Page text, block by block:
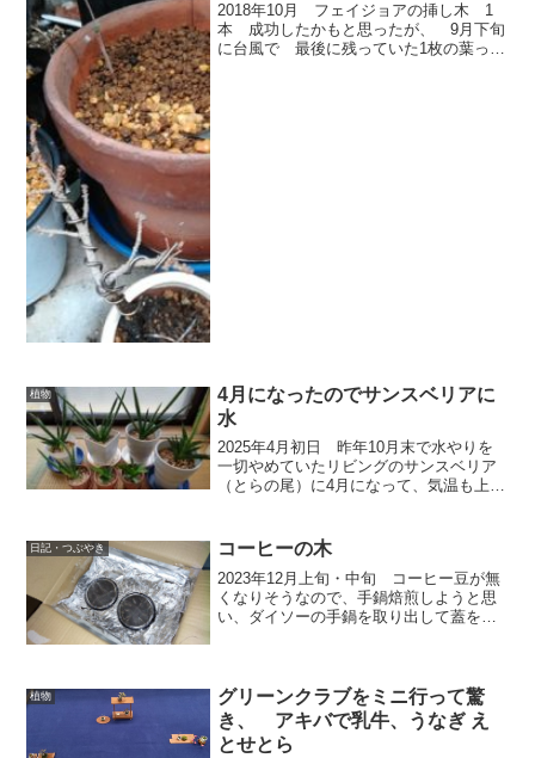
2018年10月 フェイジョアの挿し木 1
本 成功したかもと思ったが、 9月下旬
に台風で 最後に残っていた1枚の葉っぱ
植物
4月になったのでサンスベリアに
水
2025年4月初日 昨年10月末で水やりを
一切やめていたリビングのサンスベリア
（とらの尾）に4月になって、気温も上が
も葉にシワが寄るとか異常は一切なかっ
た。（1，2回...
日記・つぶやき コーヒーの木
2023年12月上旬・中旬 コーヒー豆が無
くなりそうなので、手鍋焙煎しようと思
い、ダイソーの手鍋を取り出して蓋をあ
た。その後、そのね...
植物
グリーンクラブをミニ行って驚
き、 アキバで乳牛、うなぎ え
とせとら